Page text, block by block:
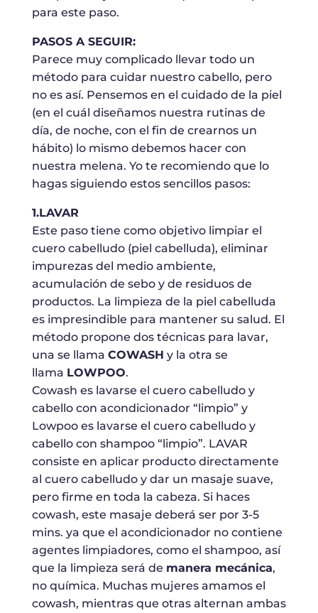
para este paso.
PASOS A SEGUIR:
Parece muy complicado llevar todo un
método para cuidar nuestro cabello, pero
no es así. Pensemos en el cuidado de la piel
(en el cuál diseñamos nuestra rutinas de
día, de noche, con el fin de crearnos un
hábito) lo mismo debemos hacer con
nuestra melena. Yo te recomiendo que lo
hagas siguiendo estos sencillos pasos:
1.LAVAR
Este paso tiene como objetivo limpiar el
cuero cabelludo (piel cabelluda), eliminar
impurezas del medio ambiente,
acumulación de sebo y de residuos de
productos. La limpieza de la piel cabelluda
es impresindible para mantener su salud. El
método propone dos técnicas para lavar,
una se llama COWASH y la otra se
llama LOWPOO.
Cowash es lavarse el cuero cabelludo y
cabello con acondicionador “limpio” y
Lowpoo es lavarse el cuero cabelludo y
cabello con shampoo “limpio”. LAVAR
consiste en aplicar producto directamente
al cuero cabelludo y dar un masaje suave,
pero firme en toda la cabeza. Si haces
cowash, este masaje deberá ser por 3-5
mins. ya que el acondicionador no contiene
agentes limpiadores, como el shampoo, así
que la limpieza será de manera mecánica,
no química. Muchas mujeres amamos el
cowash, mientras que otras alternan ambas